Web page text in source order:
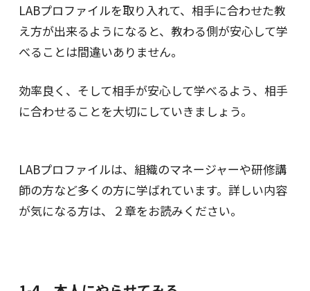
LABプロファイルを取り入れて、相手に合わせた教
え方が出来るようになると、教わる側が安心して学
べることは間違いありません。
効率良く、そして相手が安心して学べるよう、相手
に合わせることを大切にしていきましょう。
LABプロファイルは、組織のマネージャーや研修講
師の方など多くの方に学ばれています。詳しい内容
が気になる方は、２章をお読みください。